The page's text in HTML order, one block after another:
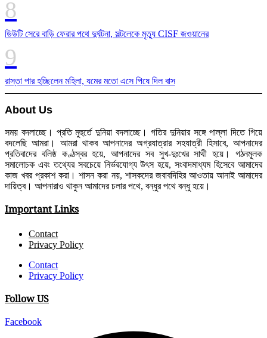
ডিউটি সেরে বাড়ি ফেরার পথে দুর্ঘটনা, সল্টলেকে মৃত্যু CISF জওয়ানের
রাস্তা পার হচ্ছিলেন মহিলা, যমের মতো এসে পিষে দিল বাস
About Us
সময় বদলাচ্ছে। প্রতি মুহুর্তে দুনিয়া বদলাচ্ছে। গতির দুনিয়ার সঙ্গে পাল্লা দিতে গিয়ে
বদলেছি আমরা। আমরা থাকব আপনাদের অগ্রযাত্রার সহযাত্রী হিসাবে, আপনাদের
প্রতিবাদের বলিষ্ঠ কণ্ঠস্বর হয়ে, আপনাদের সব সুখ-দুঃখের সাথী হয়ে। গঠনমূলক
সমালোচক এবং তথ্যের সবচেয়ে নির্ভরযোগ্য উ‍ৎস হয়ে, সংবাদমাধ্যম হিসেবে আমাদের
কাজ খবর প্রকাশ করা। শাসন করা নয়, শাসকদের জবাবদিহির আওতায় আনাই আমাদের
দায়িত্ব। আপনারাও থাকুন আমাদের চলার পথে, বন্ধুর পথে বন্ধু হয়ে।
Important Links
Contact
Privacy Policy
Contact
Privacy Policy
Follow US
Facebook